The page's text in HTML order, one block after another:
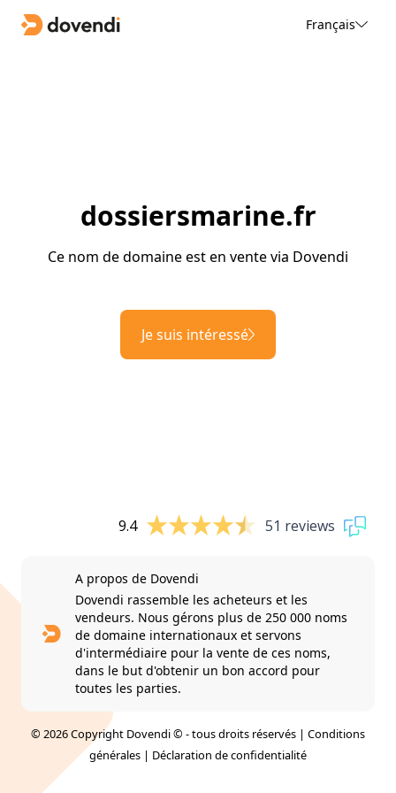
Français
dossiersmarine.fr
Ce nom de domaine est en vente via Dovendi
Je suis intéressé
9.4 51 reviews
A propos de Dovendi
Dovendi rassemble les acheteurs et les
vendeurs. Nous gérons plus de 250 000 noms
de domaine internationaux et servons
d'intermédiaire pour la vente de ces noms,
dans le but d'obtenir un bon accord pour
toutes les parties.
© 2026 Copyright Dovendi © - tous droits réservés | Conditions
générales | Déclaration de confidentialité